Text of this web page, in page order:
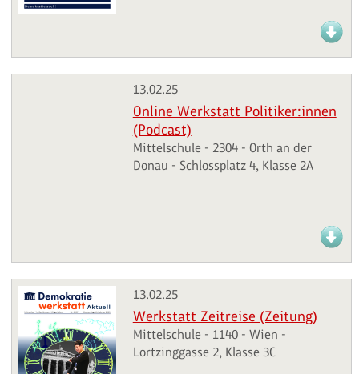
13.02.25
Online Werkstatt Politiker:innen
(Podcast)
Mittelschule - 2304 - Orth an der
Donau - Schlossplatz 4, Klasse 2A
13.02.25
Werkstatt Zeitreise (Zeitung)
Mittelschule - 1140 - Wien -
Lortzinggasse 2, Klasse 3C